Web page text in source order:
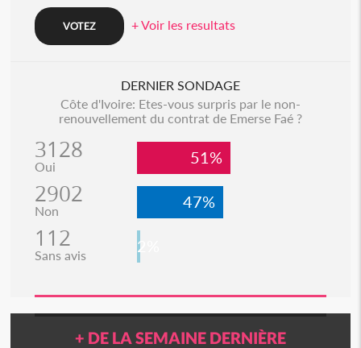
+ Voir les resultats
DERNIER SONDAGE
Côte d'Ivoire: Etes-vous surpris par le non-
renouvellement du contrat de Emerse Faé ?
3128
Oui 51%
2902
Non 47%
112
Sans avis 2%
+ DE LA SEMAINE DERNIÈRE